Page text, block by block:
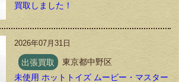
買取しました！
2026年07月31日
出張買取
東京都中野区
未使用 ホットトイズ ムービー・マスター